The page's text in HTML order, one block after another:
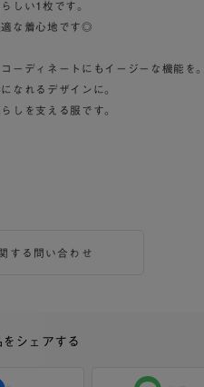
しい1枚です。
適な着心地です◎
ーディネートにもイージーな機能を。
なれるデザインに。
しを支える服です。
する問い合わせ
をシェアする